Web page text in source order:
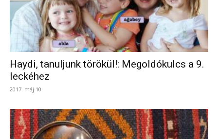
Haydi, tanuljunk törökül!: Megoldókulcs a 9.
leckéhez
2017. máj 10.